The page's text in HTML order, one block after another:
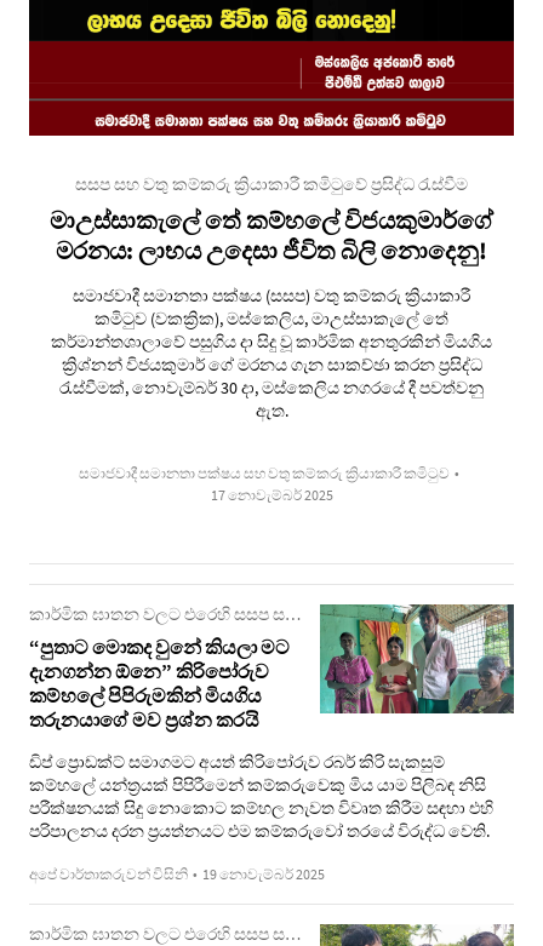
සසප සහ වතු කම්කරු ක්‍රියාකාරී කමිටුවේ ප්‍රසිද්ධ රැස්වීම
මාඋස්සාකැලේ තේ කම්හලේ විජයකුමාර්ගේ
මරනය: ලාභය උදෙසා ජීවිත බිලි නොදෙනු!
සමාජවාදී සමානතා පක්ෂය (සසප) වතු කම්කරු ක්‍රියාකාරී
කමිටුව (වකක්‍රික), මස්කෙලිය, මාඋස්සාකැලේ තේ
කර්මාන්තශාලාවේ පසුගිය දා සිදු වූ කාර්මික අනතුරකින් මියගිය
ක්‍රිශ්නන් විජයකුමාර් ගේ මරනය ගැන සාකච්ඡා කරන ප්‍රසිද්ධ
රැස්වීමක්, නොවැම්බර් 30 දා, මස්කෙලිය නගරයේ දී පවත්වනු
ඇත.
සමාජවාදී සමානතා පක්ෂය සහ වතු කම්කරු ක්‍රියාකාරී කමිටුව •
17 නොවැම්බර් 2025
කාර්මික ඝාතන වලට එරෙහි සසප සහ වකක්‍රික උද්ඝෝෂනය
“පුතාට මොකද වුනේ කියලා මට
දැනගන්න ඕනෙ” කිරිපෝරුව
කම්හලේ පිපිරුමකින් මියගිය
තරුනයාගේ මව ප්‍රශ්න කරයි
ඩිප් ප්‍රොඩක්ට් සමාගමට අයත් කිරිපෝරුව රබර් කිරි සැකසුම්
කම්හලේ යන්ත්‍රයක් පිපිරීමෙන් කම්කරුවෙකු මිය යාම පිලිබඳ නිසි
පරීක්ෂනයක් සිදු නොකොට කම්හල නැවත විවෘත කිරීම සඳහා එහි
පරිපාලනය දරන ප්‍රයත්නයට එම කම්කරුවෝ තරයේ විරුද්ධ වෙති.
අපේ වාර්තාකරුවන් විසිනි • 19 නොවැම්බර් 2025
කාර්මික ඝාතන වලට එරෙහි සසප සහ වකක්‍රික උද්ඝෝෂනය